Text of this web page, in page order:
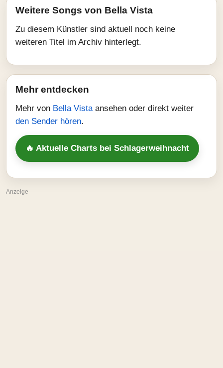
Weitere Songs von Bella Vista
Zu diesem Künstler sind aktuell noch keine
weiteren Titel im Archiv hinterlegt.
Mehr entdecken
Mehr von Bella Vista ansehen oder direkt weiter
den Sender hören.
🔥 Aktuelle Charts bei Schlagerweihnacht
Anzeige